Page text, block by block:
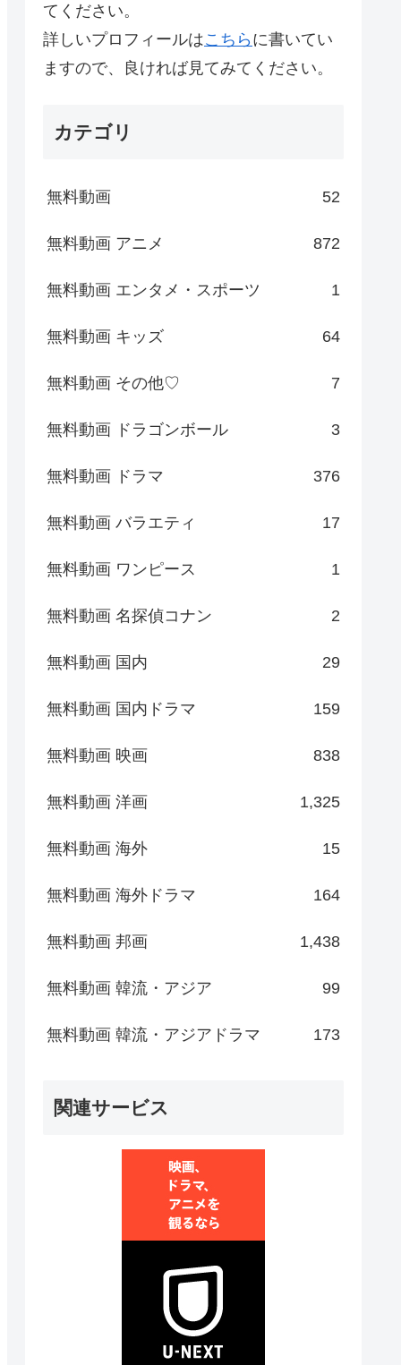
てください。
詳しいプロフィールはこちら に書いてい
ますので、良ければ見てみてください。
カテゴリ
無料動画 52
無料動画 アニメ 872
無料動画 エンタメ・スポーツ 1
無料動画 キッズ 64
無料動画 その他♡ 7
無料動画 ドラゴンボール 3
無料動画 ドラマ 376
無料動画 バラエティ 17
無料動画 ワンピース 1
無料動画 名探偵コナン 2
無料動画 国内 29
無料動画 国内ドラマ 159
無料動画 映画 838
無料動画 洋画 1,325
無料動画 海外 15
無料動画 海外ドラマ 164
無料動画 邦画 1,438
無料動画 韓流・アジア 99
無料動画 韓流・アジアドラマ 173
関連サービス